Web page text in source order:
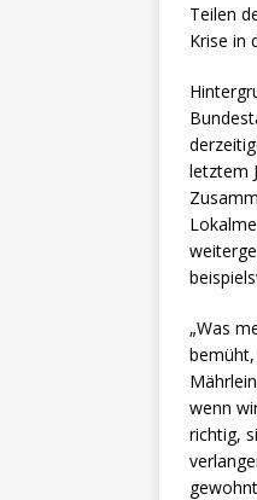
Teilen
Krise in
letztem
„Was
wenn
richtig,